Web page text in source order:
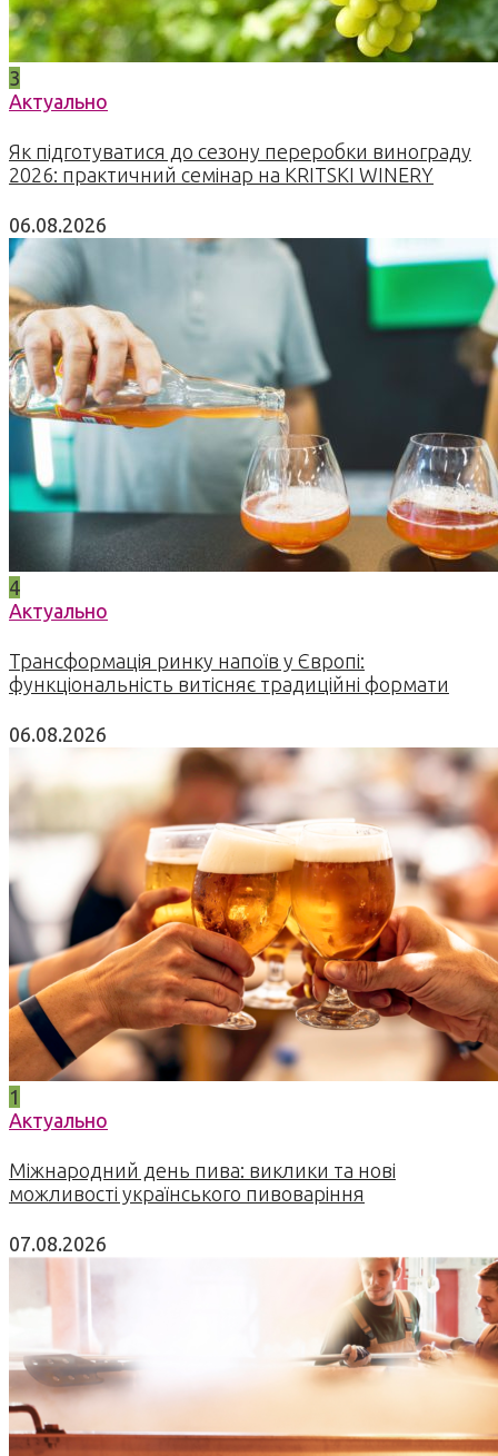
3
Актуально
Як підготуватися до сезону переробки винограду
2026: практичний семінар на KRITSKI WINERY
06.08.2026
4
Актуально
Трансформація ринку напоїв у Європі:
функціональність витісняє традиційні формати
06.08.2026
1
Актуально
Міжнародний день пива: виклики та нові
можливості українського пивоваріння
07.08.2026